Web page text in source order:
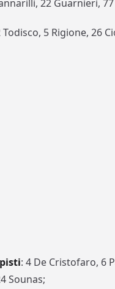
22 Guarnieri,
Todisco, 5 Rigione, 26
: 4 De Cristofaro, 6
Sounas;